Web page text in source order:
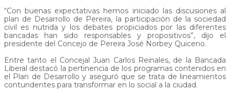
“Con buenas expectativas hemos iniciado las discusiones al
plan de Desarrollo de Pereira, la participación de la sociedad
civil es nutrida y los debates propiciados por las diferentes
bancadas han sido responsables y propositivos”, dijo el
presidente del Concejo de Pereira José Norbey Quiceno.
Entre tanto el Concejal Juan Carlos Reinales, de la Bancada
Liberal destacó la pertinencia de los programas contenidos en
el Plan de Desarrollo y aseguró que se trata de lineamientos
contundentes para transformar en lo social a la ciudad.